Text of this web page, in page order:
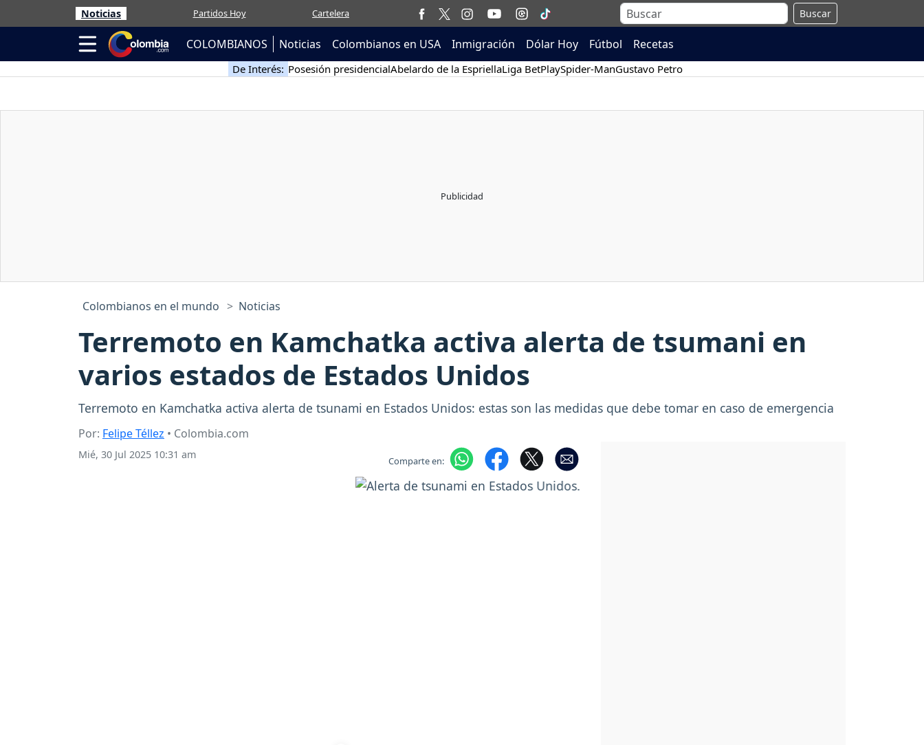
Noticias Partidos Hoy Cartelera Buscar
COLOMBIANOS Noticias Colombianos en USA Inmigración Dólar Hoy Fútbol Recetas
De Interés: Posesión presidencialAbelardo de la EspriellaLiga BetPlaySpider-ManGustavo Petro
Colombianos en el mundo Noticias
Terremoto en Kamchatka activa alerta de tsumani en
varios estados de Estados Unidos
Terremoto en Kamchatka activa alerta de tsunami en Estados Unidos: estas son las medidas que debe tomar en caso de emergencia
Por: Felipe Téllez • Colombia.com
Mié, 30 Jul 2025 10:31 am Comparte en: